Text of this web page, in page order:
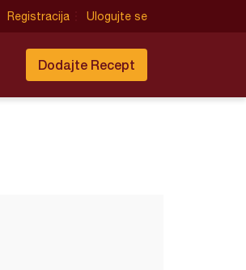
Registracija Ulogujte se
Dodajte Recept